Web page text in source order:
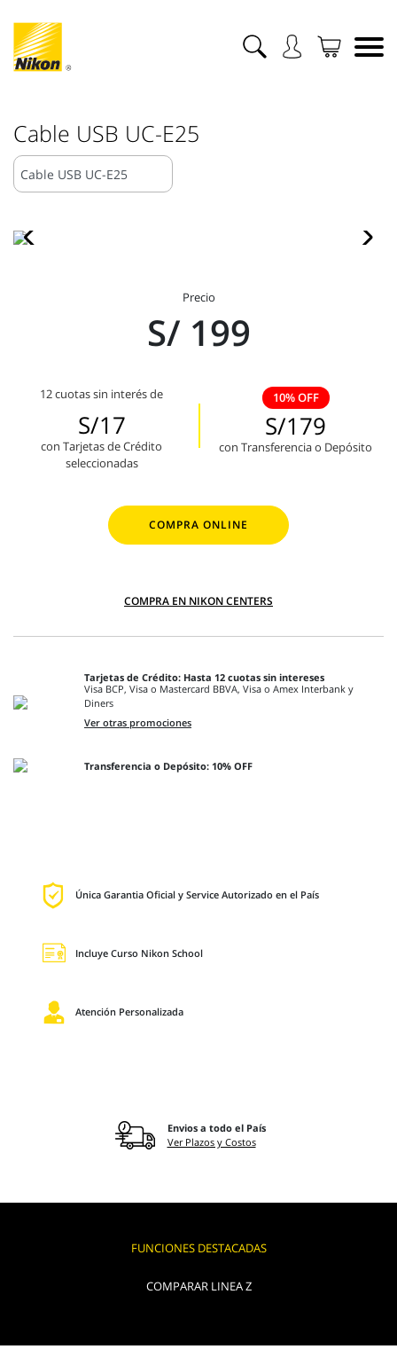
Cable USB UC-E25
Precio
S/ 199
12 cuotas sin interés de
S/17
con Tarjetas de Crédito
seleccionadas
10% OFF
S/179
con Transferencia o Depósito
COMPRA ONLINE
COMPRA EN NIKON CENTERS
Tarjetas de Crédito: Hasta 12 cuotas sin intereses
Visa BCP, Visa o Mastercard BBVA, Visa o Amex Interbank y
Diners
Ver otras promociones
Transferencia o Depósito: 10% OFF
Única Garantia Oficial y Service Autorizado en el País
Incluye Curso Nikon School
Atención Personalizada
Envios a todo el País
Ver Plazos y Costos
FUNCIONES DESTACADAS
COMPARAR LINEA Z